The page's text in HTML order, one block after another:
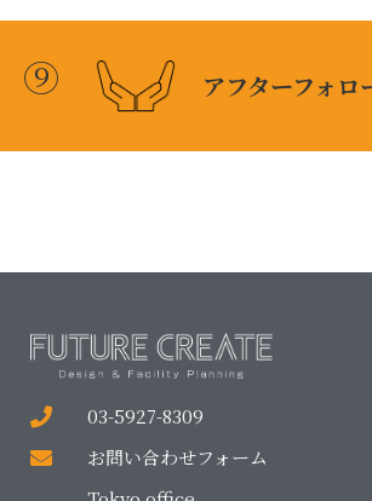
⑨ アフターフォロ
03-5927-8309
お問い合わせフォーム